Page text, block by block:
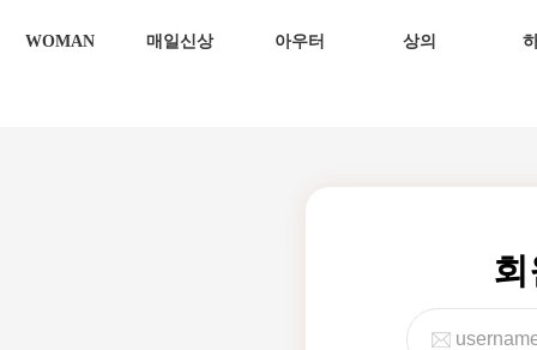
WOMAN 매일신상 아우터 상의